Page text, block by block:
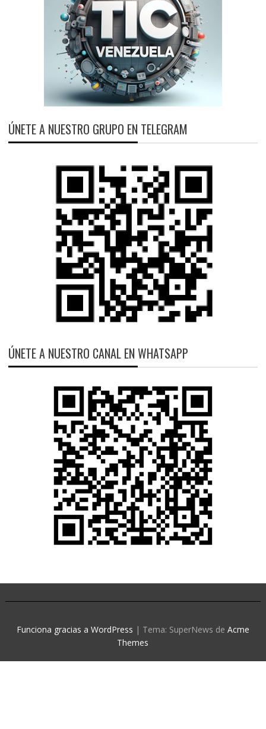
ÚNETE A NUESTRO GRUPO EN TELEGRAM
ÚNETE A NUESTRO CANAL EN WHATSAPP
Funciona gracias a WordPress | Tema: SuperNews de Acme
Themes